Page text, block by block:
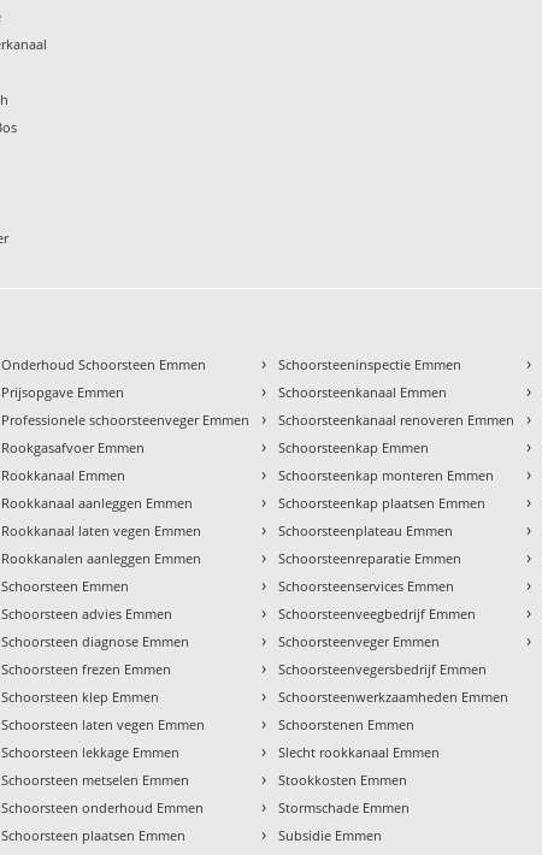
Onderhoud Schoorsteen Emmen
Prijsopgave Emmen
Professionele schoorsteenveger Emmen
Rookgasafvoer Emmen
Rookkanaal Emmen
Rookkanaal aanleggen Emmen
Rookkanaal laten vegen Emmen
Rookkanalen aanleggen Emmen
Schoorsteen Emmen
Schoorsteen advies Emmen
Schoorsteen diagnose Emmen
Schoorsteen frezen Emmen
Schoorsteen klep Emmen
Schoorsteen laten vegen Emmen
Schoorsteen lekkage Emmen
Schoorsteen metselen Emmen
Schoorsteen onderhoud Emmen
Schoorsteen plaatsen Emmen
› Schoorsteeninspectie Emmen
› Schoorsteenkanaal Emmen
› Schoorsteenkanaal renoveren Emmen
› Schoorsteenkap Emmen
› Schoorsteenkap monteren Emmen
› Schoorsteenkap plaatsen Emmen
› Schoorsteenplateau Emmen
› Schoorsteenreparatie Emmen
› Schoorsteenservices Emmen
› Schoorsteenveegbedrijf Emmen
› Schoorsteenveger Emmen
› Schoorsteenvegersbedrijf Emmen
› Schoorsteenwerkzaamheden Emmen
› Schoorstenen Emmen
› Slecht rookkanaal Emmen
› Stookkosten Emmen
› Stormschade Emmen
› Subsidie Emmen
›
›
›
›
›
›
›
›
›
›
›